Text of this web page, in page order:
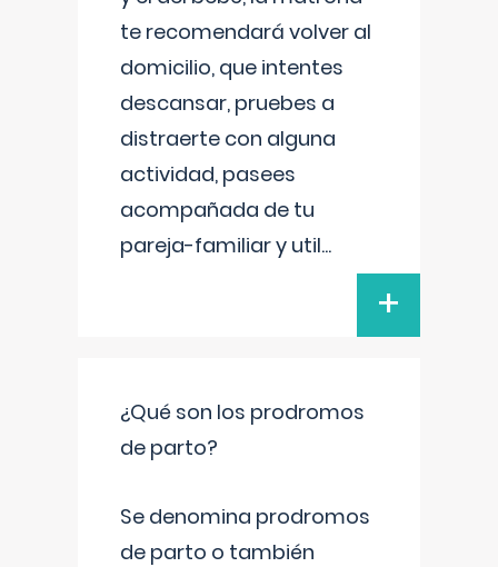
te recomendará volver al
domicilio, que intentes
descansar, pruebes a
distraerte con alguna
actividad, pasees
acompañada de tu
pareja-familiar y util...
+
¿Qué son los prodromos
de parto?
Se denomina prodromos
de parto o también